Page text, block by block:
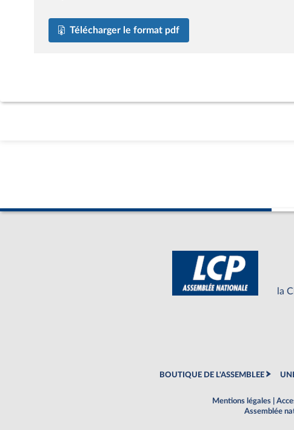
Télécharger le format pdf
la
BOUTIQUE DE L'ASSEMBLEE
Mentions légales
Assemblée